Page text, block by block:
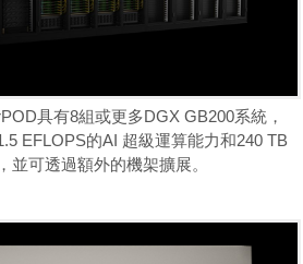
具有8組或更多DGX GB200系統，
EFLOPS的AI 超級運算能力和240 TB
並可透過額外的機架擴展。